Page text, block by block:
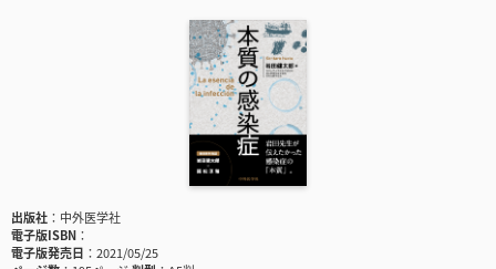
出版社
中外医学社
電子版ISBN
電子版発売日
2021/05/25